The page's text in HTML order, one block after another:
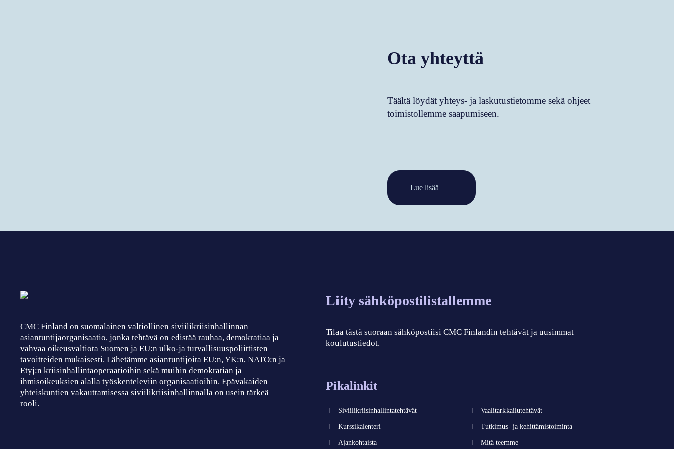
Ota yhteyttä
Täältä löydät yhteys- ja laskutustietomme sekä ohjeet
toimistollemme saapumiseen.
Lue lisää
CMC Finland on suomalainen valtiollinen siviilikriisinhallinnan
asiantuntijaorganisaatio, jonka tehtävä on edistää rauhaa, demokratiaa ja
vahvaa oikeusvaltiota Suomen ja EU:n ulko-ja turvallisuuspoliittisten
tavoitteiden mukaisesti. Lähetämme asiantuntijoita EU:n, YK:n, NATO:n ja
Etyj:n kriisinhallintaoperaatioihin sekä muihin demokratian ja
ihmisoikeuksien alalla työskenteleviin organisaatioihin. Epävakaiden
yhteiskuntien vakauttamisessa siviilikriisinhallinnalla on usein tärkeä
rooli.
Liity sähköpostilistallemme
Tilaa tästä suoraan sähköpostiisi CMC Finlandin tehtävät ja uusimmat
koulutustiedot.
Pikalinkit
Siviilikriisinhallintatehtävät Vaalitarkkailutehtävät
Kurssikalenteri Tutkimus- ja kehittämistoiminta
Ajankohtaista Mitä teemme